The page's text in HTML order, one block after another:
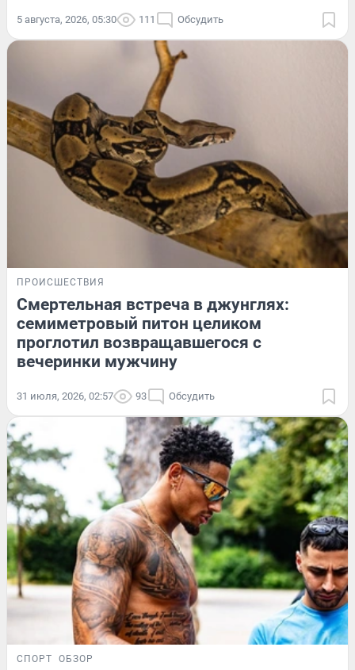
5 августа, 2026, 05:30 111 Обсудить
ПРОИСШЕСТВИЯ
Смертельная встреча в джунглях:
семиметровый питон целиком
проглотил возвращавшегося с
вечеринки мужчину
31 июля, 2026, 02:57 93 Обсудить
СПОРТ ОБЗОР